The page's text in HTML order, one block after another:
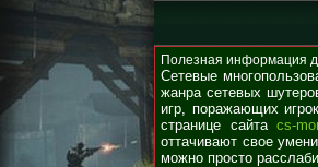
Полезная информация
Сетевые
жанра сетевых
игр, поражающих
странице сайта cs-
оттачивают свое
можно просто